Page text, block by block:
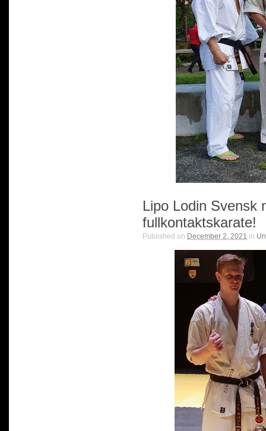
Lipo Lodin Svensk
fullkontaktskarate!
Published on December 2, 2021 in